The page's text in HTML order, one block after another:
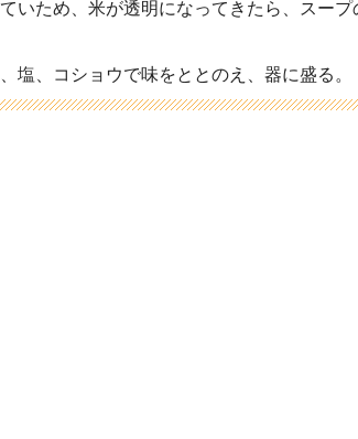
ため、米が透明になってきたら、スープ
塩、コショウで味をととのえ、器に盛る。